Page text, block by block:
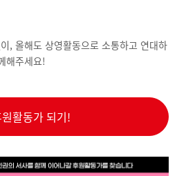
, 올해도 상영활동으로 소통하고 연대하
해주세요!
활동가 되기!